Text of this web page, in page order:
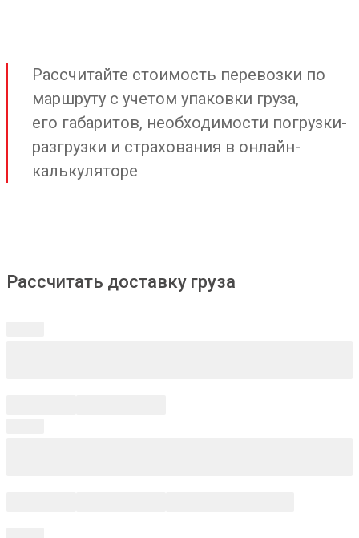
Рассчитайте стоимость перевозки по
маршруту с учетом упаковки груза,
его габаритов, необходимости погрузки-
разгрузки и страхования в онлайн-
калькуляторе
Рассчитать доставку груза